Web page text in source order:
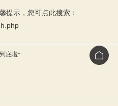
提示，您可点此搜索：
底啦~